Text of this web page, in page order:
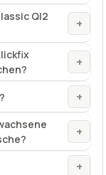
Ql2
+
+
+
+
+